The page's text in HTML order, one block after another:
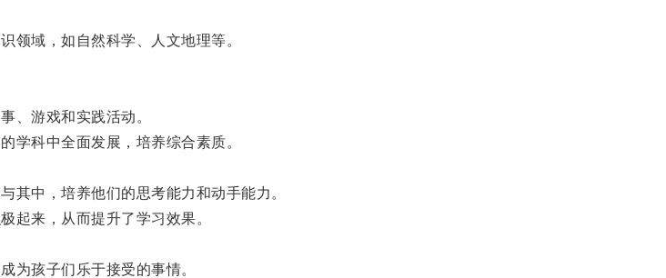
域，如自然科学、人文地理等。
游戏和实践活动。
科中全面发展，培养综合素质。
中，培养他们的思考能力和动手能力。
来，从而提升了学习效果。
孩子们乐于接受的事情。